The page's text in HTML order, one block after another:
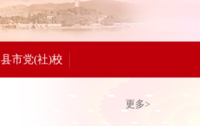
县市党(社)校
更多>